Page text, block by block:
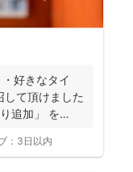
好きなタイ
て頂けました
追加」 を
： 3日以内